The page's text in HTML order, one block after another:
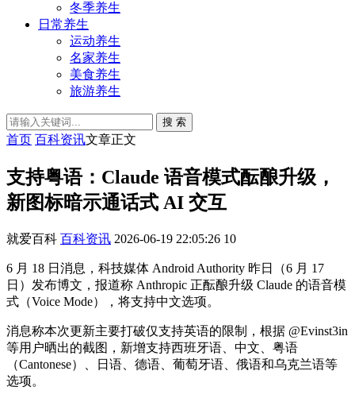
冬季养生
日常养生
运动养生
名家养生
美食养生
旅游养生
搜 索
首页 百科资讯文章正文
支持粤语：Claude 语音模式酝酿升级，
新图标暗示通话式 AI 交互
就爱百科 百科资讯 2026-06-19 22:05:26 10
6 月 18 日消息，科技媒体 Android Authority 昨日（6 月 17
日）发布博文，报道称 Anthropic 正酝酿升级 Claude 的语音模
式（Voice Mode），将支持中文选项。
消息称本次更新主要打破仅支持英语的限制，根据 @Evinst3in
等用户晒出的截图，新增支持西班牙语、中文、粤语
（Cantonese）、日语、德语、葡萄牙语、俄语和乌克兰语等
选项。